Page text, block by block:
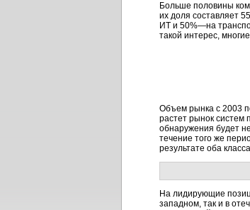
Больше половины
их доля составляет
ИТ и 50%—на
такой интерес,
Объем рынка с 2003
растет рынок систем
обнаружения будет
течение того же
результате оба
На лидирующие
западном, так и в